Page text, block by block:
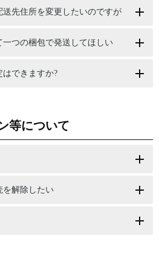
送先住所を変更したいのですが
一つの梱包で発送してほしい
はできますか?
等について
を解除したい